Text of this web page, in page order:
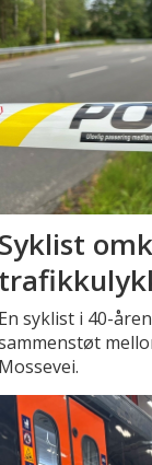
Syklist
En syklist i 40-
Mossevei.